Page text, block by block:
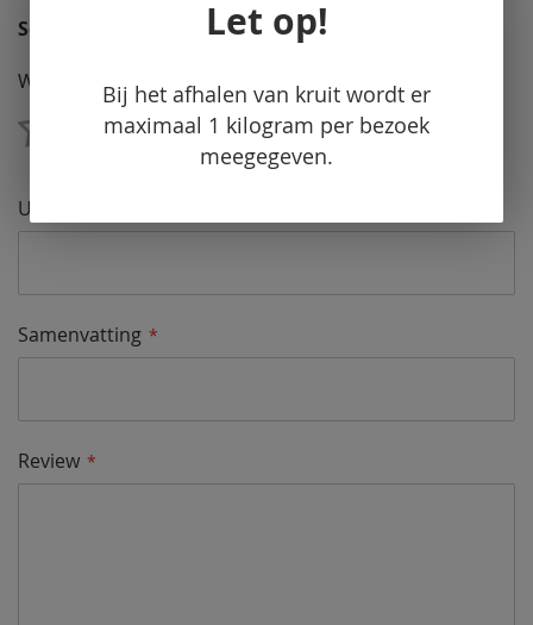
Schrijf uw eigen review
Waardering
Uw naam
Samenvatting
Review
Let op!
Bij het afhalen van kruit wordt er
maximaal 1 kilogram per bezoek
meegegeven.